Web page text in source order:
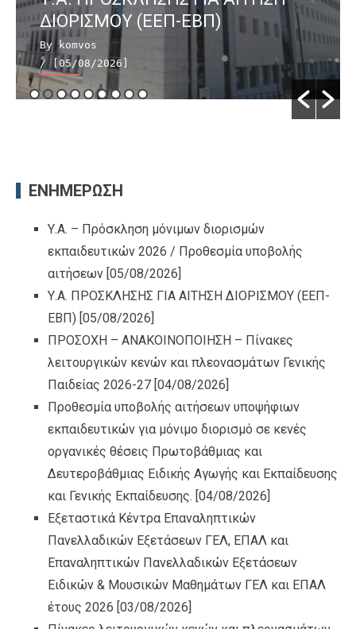
ΔΙΟΡΙΣΜΟΥ (ΕΕΠ-ΕΒΠ)
By komvos
/ [05/08/2026]
ΕΝΗΜΕΡΩΣΗ
Υ.Α. – Πρόσκληση μόνιμων διορισμών
εκπαιδευτικών 2026 / Προθεσμία υποβολής
αιτήσεων [05/08/2026]
Υ.Α. ΠΡΟΣΚΛΗΣΗΣ ΓΙΑ ΑΙΤΗΣΗ ΔΙΟΡΙΣΜΟΥ (ΕΕΠ-
ΕΒΠ) [05/08/2026]
ΠΡΟΣΟΧΗ – ΑΝΑΚΟΙΝΟΠΟΙΗΣΗ – Πίνακες
λειτουργικών κενών και πλεονασμάτων Γενικής
Παιδείας 2026-27 [04/08/2026]
Προθεσμία υποβολής αιτήσεων υποψήφιων
εκπαιδευτικών για μόνιμο διορισμό σε κενές
οργανικές θέσεις Πρωτοβάθμιας και
Δευτεροβάθμιας Ειδικής Αγωγής και Εκπαίδευσης
και Γενικής Εκπαίδευσης. [04/08/2026]
Εξεταστικά Κέντρα Επαναληπτικών
Πανελλαδικών Εξετάσεων ΓΕΛ, ΕΠΑΛ και
Επαναληπτικών Πανελλαδικών Εξετάσεων
Ειδικών & Μουσικών Μαθημάτων ΓΕΛ και ΕΠΑΛ
έτους 2026 [03/08/2026]